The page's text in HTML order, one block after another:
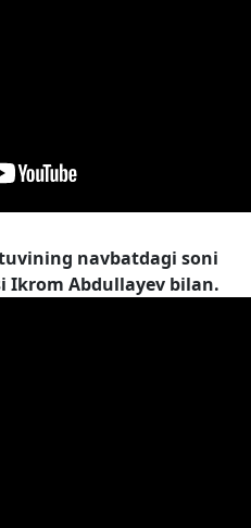
navbatdagi soni
Ikrom Abdullayev bilan.